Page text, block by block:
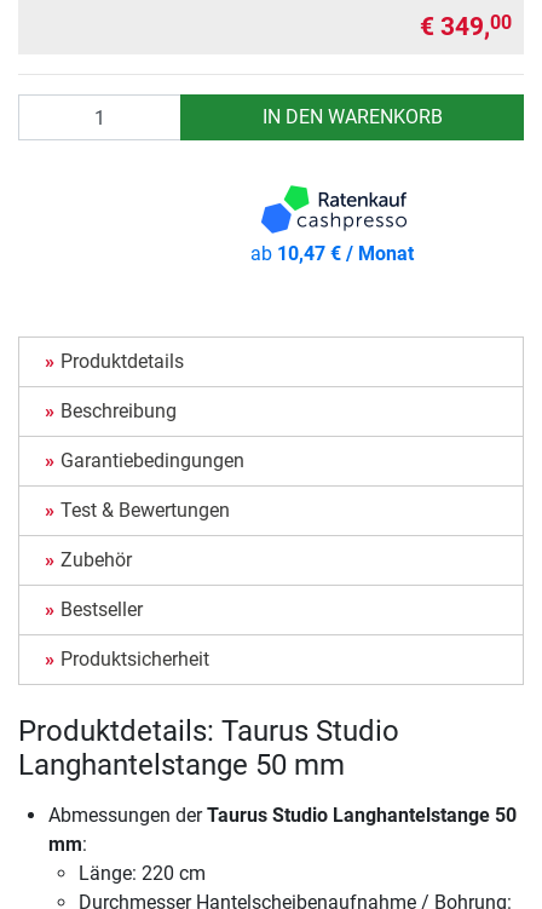
€ 349,00
IN DEN WARENKORB
ab 10,47 € / Monat
Produktdetails
Beschreibung
Garantiebedingungen
Test & Bewertungen
Zubehör
Bestseller
Produktsicherheit
Produktdetails: Taurus Studio
Langhantelstange 50 mm
Abmessungen derTaurus Studio Langhantelstange 50
mm:
Länge: 220 cm
Durchmesser Hantelscheibenaufnahme / Bohrung: